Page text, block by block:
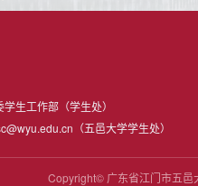
生工作部（学生处）
（五邑大学学生处）
Copyright© 广东省江门市五邑